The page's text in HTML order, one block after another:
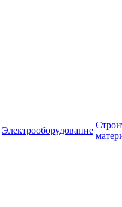
Электрооборудование